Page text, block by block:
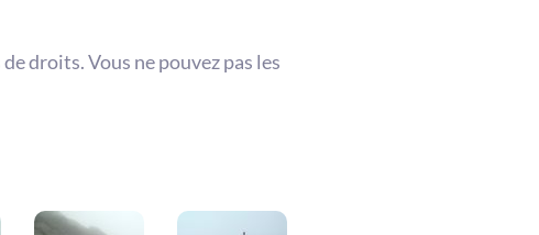
droits. Vous ne pouvez pas les